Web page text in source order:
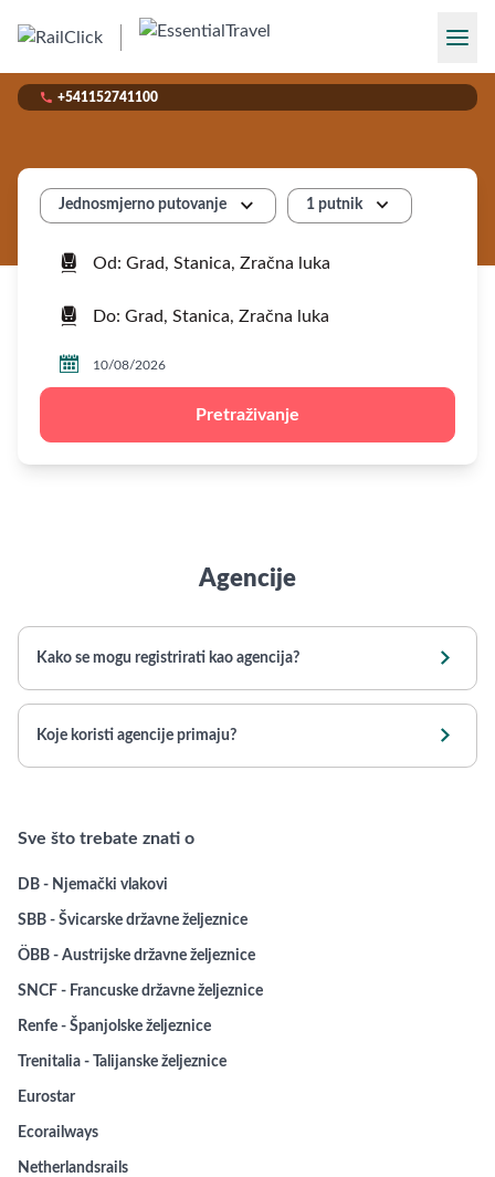
 +541152741100
Jednosmjerno putovanje  1 putnik 



Pretraživanje
Agencije
Kako se mogu registrirati kao agencija? 
Koje koristi agencije primaju? 
Sve što trebate znati o
DB - Njemački vlakovi
SBB - Švicarske državne željeznice
ÖBB - Austrijske državne željeznice
SNCF - Francuske državne željeznice
Renfe - Španjolske željeznice
Trenitalia - Talijanske željeznice
Eurostar
Ecorailways
Netherlandsrails